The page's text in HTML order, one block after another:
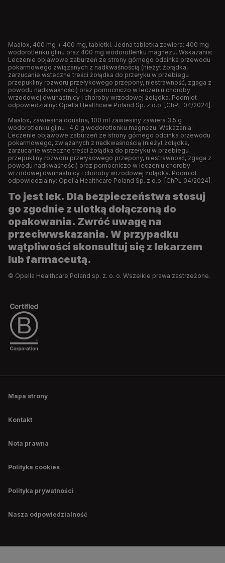
Maalox, 400 mg + 400 mg, tabletki. Jedna tabletka zawiera: 400 mg
wodorotlenku glinu oraz 400 mg wodorotlenku magnezu. Wskazania:
Leczenie objawowe zaburzeń ze strony górnego odcinka przewodu
pokarmowego związanych z nadkwaśnością (nieżyt żołądka,
zarzucanie wsteczne treści żołądka do przełyku w przebiegu
przepukliny rozworu przełykowego przepony, niestrawność, zgaga z
powodu nadkwaśności) oraz pomocniczo w leczeniu choroby
wrzodowej dwunastnicy i choroby wrzodowej żołądka. Podmiot
odpowiedzialny: Opella Healthcare Poland Sp. z o.o. [ChPL 04/2024].
Maalox, zawiesina doustna, 100 ml zawiesiny zawiera 3,5 g
wodorotlenku glinu i 4,0 g wodorotlenku magnezu. Wskazania:
Leczenie objawowe zaburzeń ze strony górnego odcinka przewodu
pokarmowego, związanych z nadkwaśnością (nieżyt żołądka,
zarzucanie wsteczne treści żołądka do przełyku w przebiegu
przepukliny rozworu przełykowego przepony, niestrawność, zgaga z
powodu nadkwaśności) oraz pomocniczo w leczeniu choroby
wrzodowej dwunastnicy i choroby wrzodowej żołądka. Podmiot
odpowiedzialny: Opella Healthcare Poland Sp. z o.o. [ChPL 04/2024].
To jest lek. Dla bezpieczeństwa stosuj
go zgodnie z ulotką dołączoną do
opakowania. Zwróć uwagę na
przeciwwskazania. W przypadku
wątpliwości skonsultuj się z lekarzem
lub farmaceutą.
© Opella Healthcare Poland sp. z. o. o. Wszelkie prawa zastrzeżone.
Mapa strony
Kontakt
Nota prawna
Polityka cookies
Polityka prywatności
Nasza odpowiedzialność